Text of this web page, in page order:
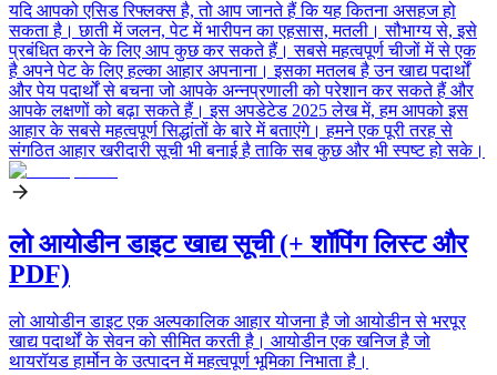
यदि आपको एसिड रिफ्लक्स है, तो आप जानते हैं कि यह कितना असहज हो
सकता है। छाती में जलन, पेट में भारीपन का एहसास, मतली। सौभाग्य से, इसे
प्रबंधित करने के लिए आप कुछ कर सकते हैं। सबसे महत्वपूर्ण चीजों में से एक
है अपने पेट के लिए हल्का आहार अपनाना। इसका मतलब है उन खाद्य पदार्थों
और पेय पदार्थों से बचना जो आपके अन्नप्रणाली को परेशान कर सकते हैं और
आपके लक्षणों को बढ़ा सकते हैं। इस अपडेटेड 2025 लेख में, हम आपको इस
आहार के सबसे महत्वपूर्ण सिद्धांतों के बारे में बताएंगे। हमने एक पूरी तरह से
संगठित आहार खरीदारी सूची भी बनाई है ताकि सब कुछ और भी स्पष्ट हो सके।
लो आयोडीन डाइट खाद्य सूची (+ शॉपिंग लिस्ट और
PDF)
लो आयोडीन डाइट एक अल्पकालिक आहार योजना है जो आयोडीन से भरपूर
खाद्य पदार्थों के सेवन को सीमित करती है। आयोडीन एक खनिज है जो
थायरॉयड हार्मोन के उत्पादन में महत्वपूर्ण भूमिका निभाता है।